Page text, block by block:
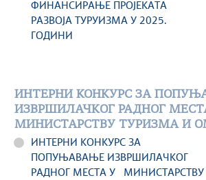
ФИНАНСИРАЊЕ ПРОЈЕКАТА
РАЗВОЈА ТУРУИЗМА У 2025.
ГОДИНИ
ИНТЕРНИ КОНКУРС ЗА
ИЗВРШИЛАЧKОГ РАДНОГ
МИНИСТАРСТВУ ТУРИЗМА И
ИНТЕРНИ КОНКУРС ЗА
ПОПУЊАВАЊЕ ИЗВРШИЛАЧKОГ
РАДНОГ МЕСТА У МИНИСТАРСТВУ